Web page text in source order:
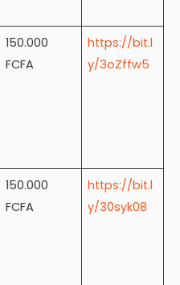
150.000
FCFA
https://bit.l
y/3oZffw5
150.000
FCFA
https://bit.l
y/30syk08